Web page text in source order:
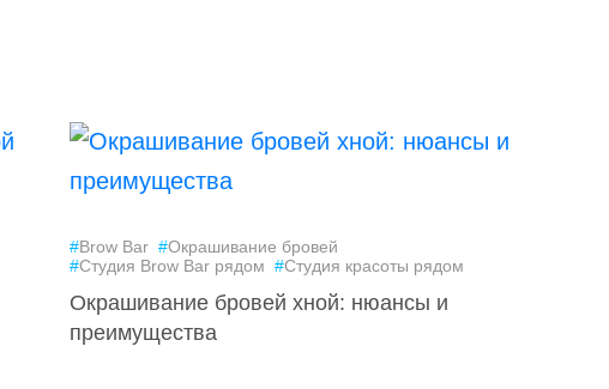
#Brow Bar #Окрашивание бровей
#Студия Brow Bar рядом #Студия красоты рядом
Окрашивание бровей хной: нюансы и
преимущества